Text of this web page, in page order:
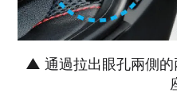
▲ 通過拉出眼孔兩側